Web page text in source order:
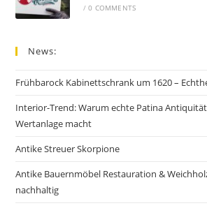
/ 0 COMMENTS
News:
Frühbarock Kabinettschrank um 1620 –
Interior-Trend: Warum echte Patina
Wertanlage macht
Antike Streuer Skorpione
Antike Bauernmöbel Restauration &
nachhaltig